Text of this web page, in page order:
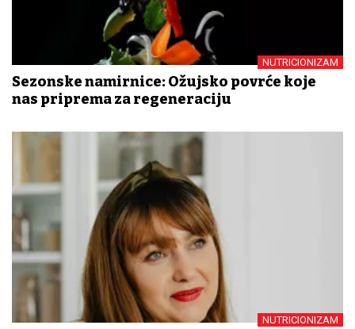
NUTRICIONIZAM
Sezonske namirnice: Ožujsko povrće koje
nas priprema za regeneraciju
NUTRICIONIZAM